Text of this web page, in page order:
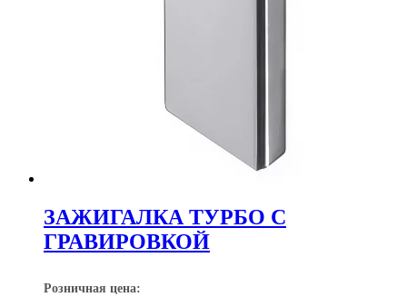
ЗАЖИГАЛКА ТУРБО С
ГРАВИРОВКОЙ
Розничная цена: